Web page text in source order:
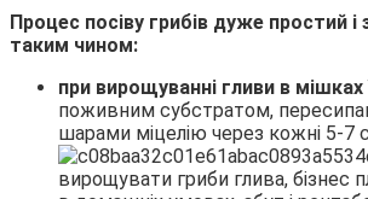
Процес посіву грибів дуже простий і
таким чином:
при вирощуванні гливи в мішках
поживним субстратом,
шарами міцелію через кожні 5-7